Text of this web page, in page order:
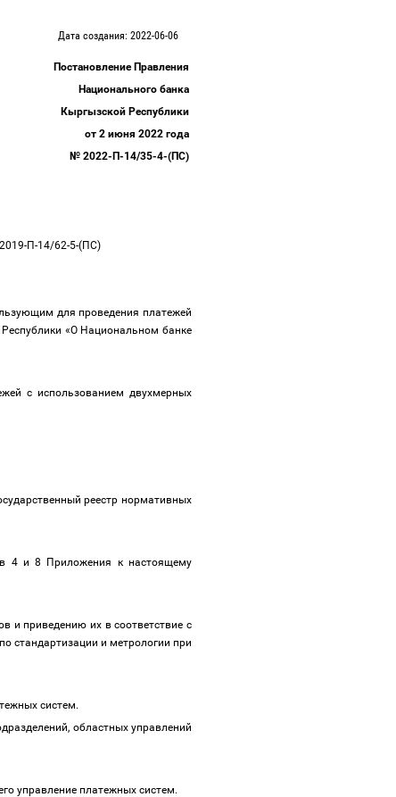
Дата создания: 2022-06-06
Постановление Правления
Национального банка
Кыргызской Республики
от 2 июня 2022 года
№ 2022-П-14/35-4-(ПС)
П-14/62-5-(ПС)
для проведения платежей
«О Национальном банке
с использованием двухмерных
реестр нормативных
4 и 8 Приложения к настоящему
и приведению их в соответствие с
стандартизации и метрологии при
систем.
областных управлений
управление платежных систем.